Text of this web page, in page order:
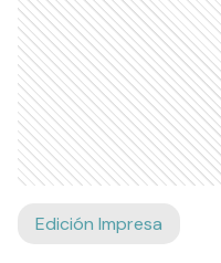
Edición Impresa